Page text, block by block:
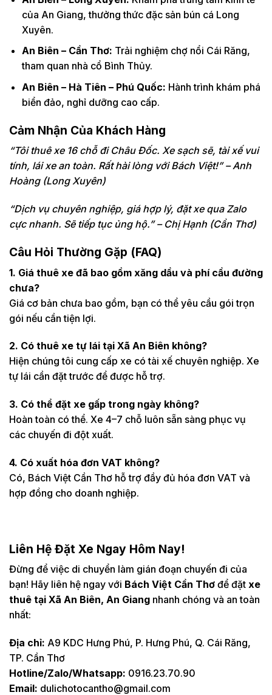
của An Giang, thưởng thức đặc sản bún cá Long
Xuyên.
An Biên – Cần Thơ: Trải nghiệm chợ nổi Cái Răng,
tham quan nhà cổ Bình Thủy.
An Biên – Hà Tiên – Phú Quốc: Hành trình khám phá
biển đảo, nghỉ dưỡng cao cấp.
Cảm Nhận Của Khách Hàng
“Tôi thuê xe 16 chỗ đi Châu Đốc. Xe sạch sẽ, tài xế vui
tính, lái xe an toàn. Rất hài lòng với Bách Việt!” – Anh
Hoàng (Long Xuyên)
“Dịch vụ chuyên nghiệp, giá hợp lý, đặt xe qua Zalo
cực nhanh. Sẽ tiếp tục ủng hộ.” – Chị Hạnh (Cần Thơ)
Câu Hỏi Thường Gặp (FAQ)
1. Giá thuê xe đã bao gồm xăng dầu và phí cầu đường
chưa?
Giá cơ bản chưa bao gồm, bạn có thể yêu cầu gói trọn
gói nếu cần tiện lợi.
2. Có thuê xe tự lái tại Xã An Biên không?
Hiện chúng tôi cung cấp xe có tài xế chuyên nghiệp. Xe
tự lái cần đặt trước để được hỗ trợ.
3. Có thể đặt xe gấp trong ngày không?
Hoàn toàn có thể. Xe 4–7 chỗ luôn sẵn sàng phục vụ
các chuyến đi đột xuất.
4. Có xuất hóa đơn VAT không?
Có, Bách Việt Cần Thơ hỗ trợ đầy đủ hóa đơn VAT và
hợp đồng cho doanh nghiệp.
Liên Hệ Đặt Xe Ngay Hôm Nay!
Đừng để việc di chuyển làm gián đoạn chuyến đi của
bạn! Hãy liên hệ ngay với Bách Việt Cần Thơ để đặt xe
thuê tại Xã An Biên, An Giang nhanh chóng và an toàn
nhất:
Địa chỉ: A9 KDC Hưng Phú, P. Hưng Phú, Q. Cái Răng,
TP. Cần Thơ
Hotline/Zalo/Whatsapp: 0916.23.70.90
Email: dulichotocantho@gmail.com